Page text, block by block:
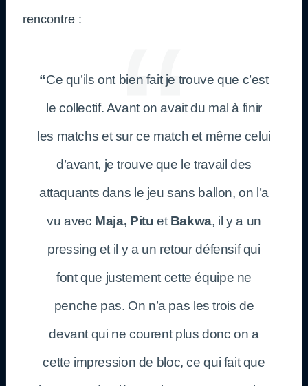
rencontre :
“Ce qu’ils ont bien fait je trouve que c’est
le collectif. Avant on avait du mal à finir
les matchs et sur ce match et même celui
d’avant, je trouve que le travail des
attaquants dans le jeu sans ballon, on l’a
vu avec Maja, Pitu et Bakwa, il y a un
pressing et il y a un retour défensif qui
font que justement cette équipe ne
penche pas. On n’a pas les trois de
devant qui ne courent plus donc on a
cette impression de bloc, ce qui fait que